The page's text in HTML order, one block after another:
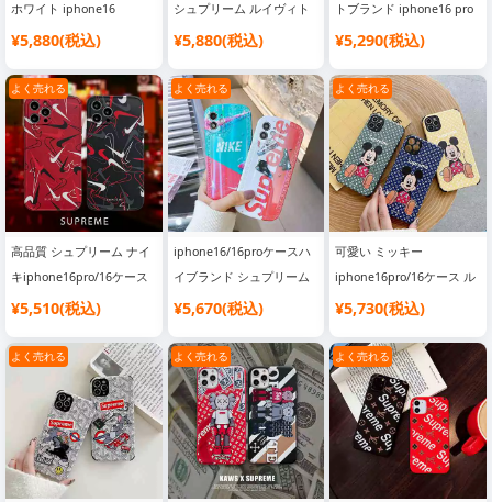
ホワイト iphone16
pro/16pro max半透明 ケ
¥5,880(税込)
シュプリーム ルイヴィト
ンiphone16ブランド人気
¥5,880(税込)
トブランド iphone16 pro
max 人気 スマホケース 男
ホワイトスマホケース
SC21040713
¥5,290(税込)
よく売れる
高品質 シュプリーム ナイ
キiphone16pro/16ケース
欧米風 シュプリーム ナイ
ースSC21040706
¥5,510(税込)
よく売れる
iphone16/16proケースハ
イブランド シュプリーム
ナイキ ブランド英字プリ
マホケース 送料無料
SC21040138
¥5,670(税込)
よく売れる
可愛い ミッキー
iphone16pro/16ケース ル
イヴィトン シュプリーム
ランドSC21040124
¥5,730(税込)
よく売れる よく売れる よく売れる